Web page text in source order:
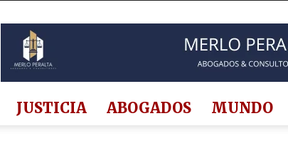
JUSTICIA ABOGADOS MUNDO